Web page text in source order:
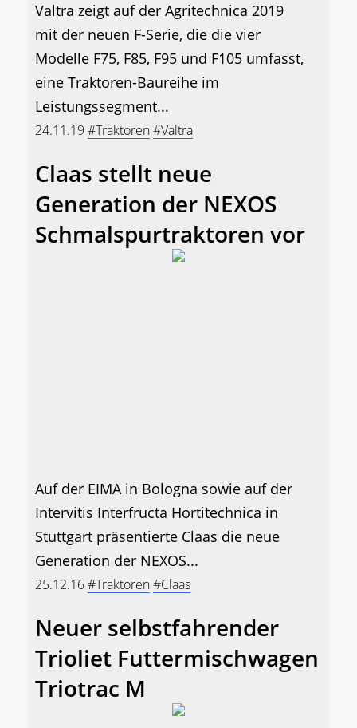
Valtra zeigt auf der Agritechnica 2019
mit der neuen F-Serie, die die vier
Modelle F75, F85, F95 und F105 umfasst,
eine Traktoren-Baureihe im
Leistungssegment...
24.11.19 #Traktoren#Valtra
Claas stellt neue
Generation der NEXOS
Schmalspurtraktoren vor
Auf der EIMA in Bologna sowie auf der
Intervitis Interfructa Hortitechnica in
Stuttgart präsentierte Claas die neue
Generation der NEXOS...
25.12.16#Traktoren#Claas
Neuer selbstfahrender
Trioliet Futtermischwagen
Triotrac M